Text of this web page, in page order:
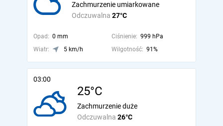
Odczuwalna 27°C
Zachmurzenie umiarkowane
Opad: 0 mm Ciśnienie: 999 hPa
Wiatr:
5 km/h Wilgotność: 91%
03:00
25°C
Odczuwalna 26°C
Zachmurzenie duże